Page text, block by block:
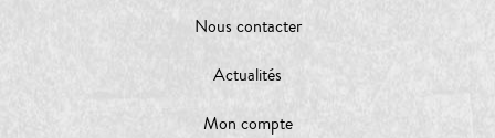
Nous contacter
Actualités
Mon compte